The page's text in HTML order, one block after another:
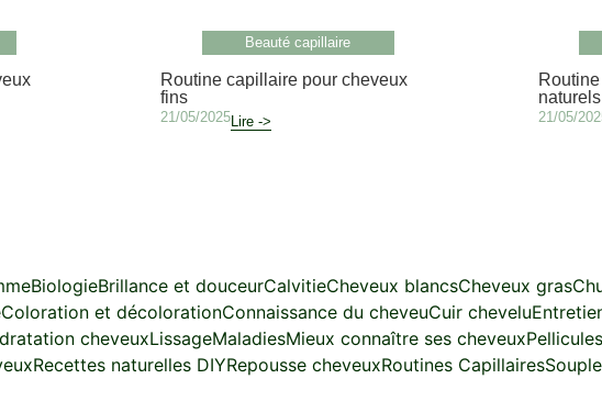
Beauté capillaire
Routine capillaire pour cheveux
fins
21/05/2025Lire ->
naturels
21/05/
BiologieBrillance et douceurCalvitieCheveux blancsCheveux gras
Coloration et décolorationConnaissance du cheveuCuir chevelu
cheveuxLissageMaladiesMieux connaître ses cheveuxPellicules
Recettes naturelles DIYRepousse cheveuxRoutines Capillaires